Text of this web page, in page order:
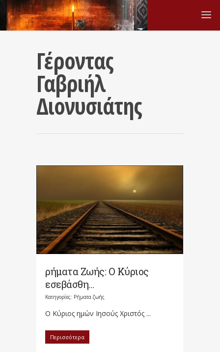
Γέροντας
Γαβριήλ
Διονυσιάτης
ρήματα Ζωής: Ο Κύριος
εσεβάσθη…
Κατηγορίες: Ρήματα ζωής
Ο Κύριος ημών Ιησούς Χριστός ...
Περισσότερα